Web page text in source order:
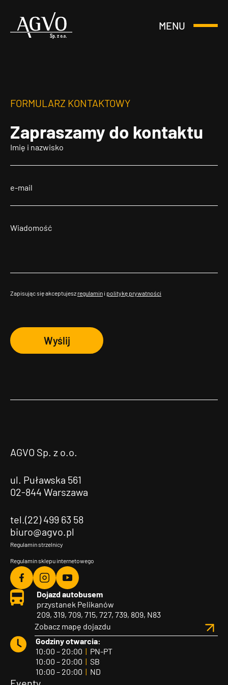
Header
MENU
Otwórz
FORMULARZ KONTAKTOWY
Zapraszamy do kontaktu
Zapisując się akceptujesz regulamin i politykę prywatności
Wyślij
AGVO Sp. z o.o.
ul. Puławska 561
02-844 Warszawa
tel.(22) 499 63 58
biuro@agvo.pl
Regulamin strzelnicy
Regulamin sklepu internetowego
Agvo
Facebook
Agvo
Instagram
Agvo
YouTube
Dojazd autobusem
przystanek Pelikanów
209, 319, 709, 715, 727, 739, 809, N83
Zobacz mapę dojazdu
Godziny otwarcia:
10:00 – 20:00 | PN-PT
10:00 – 20:00 | SB
10:00 – 20:00 | ND